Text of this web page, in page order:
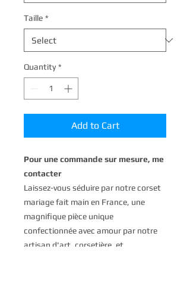
Taille *
Quantity *
Add to Cart
Pour une commande sur mesure, me
contacter
Laissez-vous séduire par notre corset
mariage fait main en France, une
magnifique pièce unique
confectionnée avec amour par notre
artisan d'art, corsetière, et